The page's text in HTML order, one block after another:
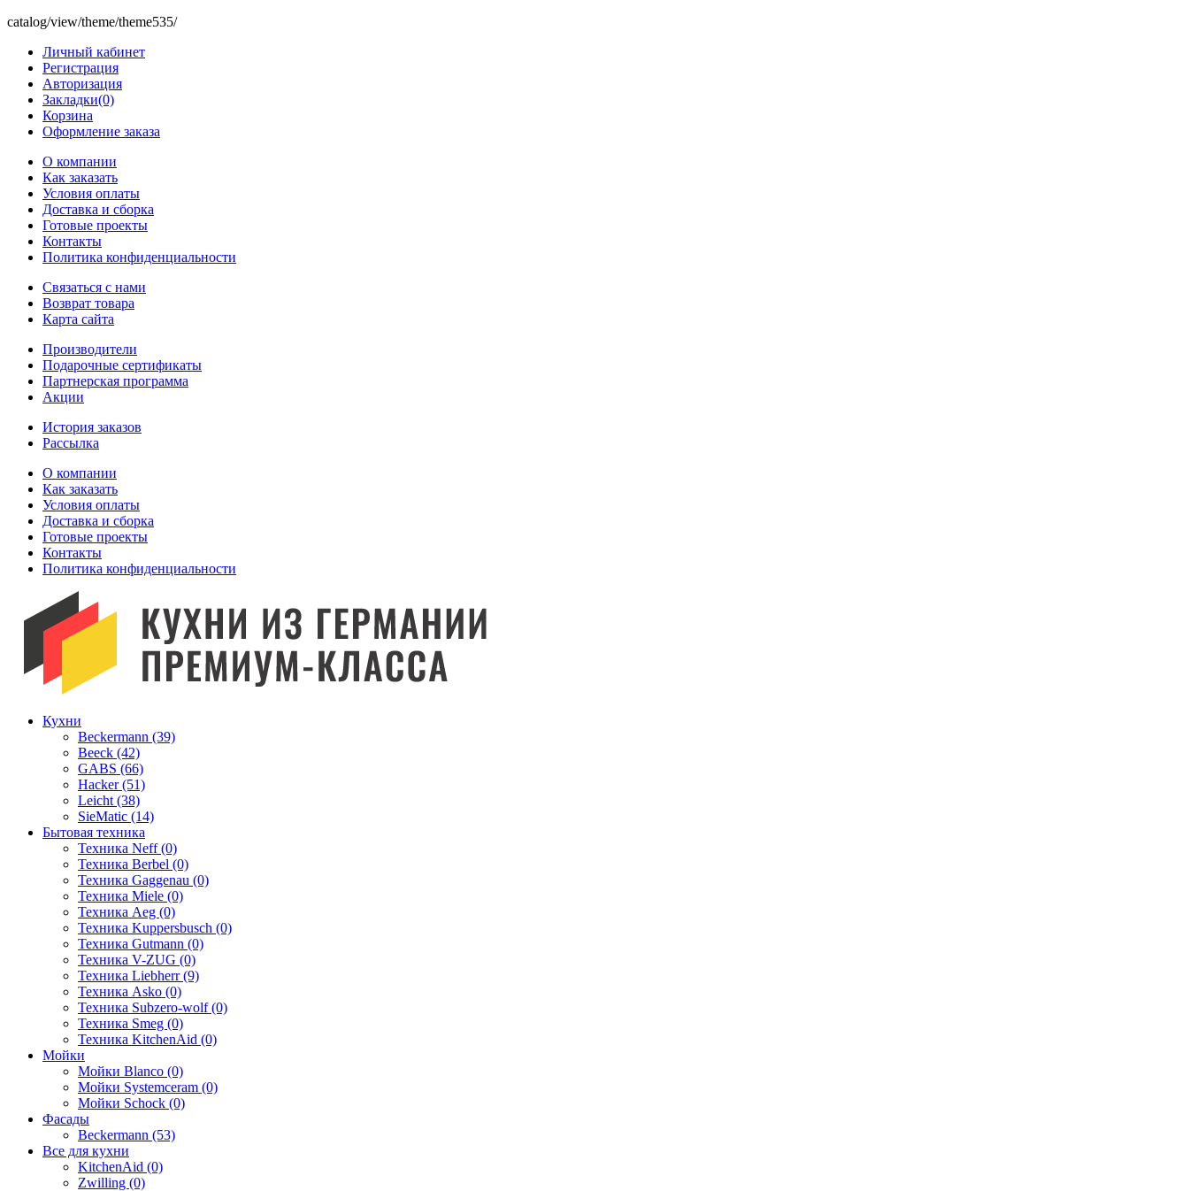
catalog/view/theme/theme535/
Личный кабинет
Регистрация
Авторизация
Закладки(0)
Корзина
Оформление заказа
O компании
Как заказать
Условия оплаты
Доставка и сборка
Готовые проекты
Контакты
Политика конфиденциальности
Связаться с нами
Возврат товара
Карта сайта
Производители
Подарочные сертификаты
Партнерская программа
Акции
История заказов
Рассылка
O компании
Как заказать
Условия оплаты
Доставка и сборка
Готовые проекты
Контакты
Политика конфиденциальности
Кухни
Beckermann (39)
Beeck (42)
GABS (66)
Hacker (51)
Leicht (38)
SieMatic (14)
Бытовая техника
Техника Neff (0)
Техника Berbel (0)
Техника Gaggenau (0)
Техника Miele (0)
Техника Aeg (0)
Техника Kuppersbusch (0)
Техника Gutmann (0)
Техника V-ZUG (0)
Техника Liebherr (9)
Техника Asko (0)
Техника Subzero-wolf (0)
Техника Smeg (0)
Техника KitchenAid (0)
Мойки
Мойки Blanco (0)
Мойки Systemceram (0)
Мойки Schock (0)
Фасады
Beckermann (53)
Все для кухни
KitchenAid (0)
Zwilling (0)